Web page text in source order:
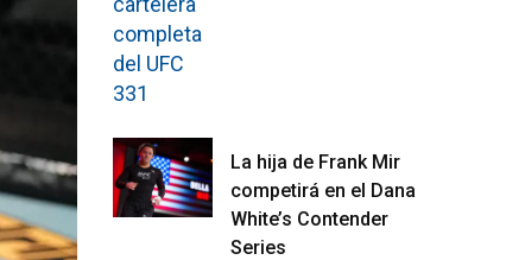
La hija de Frank Mir
competirá en el Dana
White’s Contender
Series